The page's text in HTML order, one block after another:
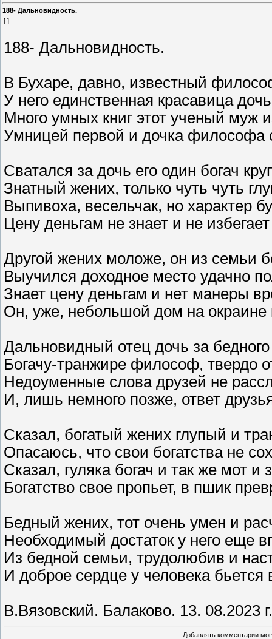
188- Дальновидность.
[ ]
188- Дальновидность.
В Бухаре, давно, известный
У него единственная красавица
Много умных книг этот ученый муж
Умницей первой и дочка философа
Сватался за дочь его один богач
Знатный жених, только чуть чуть
Выпивоха, весельчак, но характер
Цену деньгам не знает и не избегает
Другой жених моложе, он из семьи
Выучился доходное место удачно
Знает цену деньгам и нет манеры
Он, уже, небольшой дом на окраине
Дальновидный отец дочь за
Богачу-транжире философ, твердо
Недоуменные слова друзей не
И, лишь немного позже, ответ
Сказал, богатый жених глупый и
Опасаюсь, что свои богатства не
Сказал, гуляка богач и так же мот и
Богатство свое пропьет, в пшик
Бедный жених, тот очень умен и
Необходимый достаток у него еще
Из бедной семьи, трудолюбив и
И доброе сердце у человека бьется
В.Вязовский. Балаково. 13. 08.2023 г.
Добавлять комментарии